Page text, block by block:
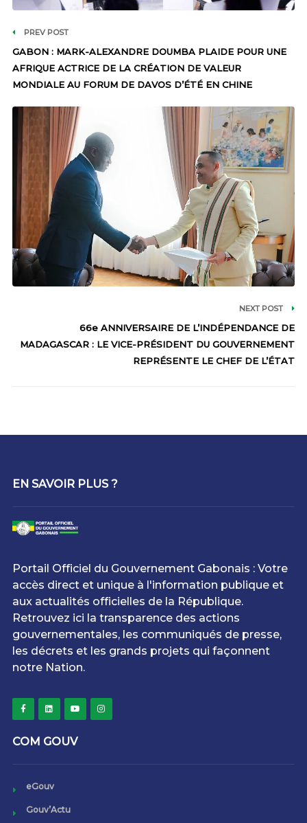
PREV POST
GABON : MARK-ALEXANDRE DOUMBA PLAIDE POUR UNE
AFRIQUE ACTRICE DE LA CRÉATION DE VALEUR
MONDIALE AU FORUM DE DAVOS D’ÉTÉ EN CHINE
NEXT POST
66e ANNIVERSAIRE DE L’INDÉPENDANCE DE
MADAGASCAR : LE VICE-PRÉSIDENT DU GOUVERNEMENT
REPRÉSENTE LE CHEF DE L’ÉTAT
EN SAVOIR PLUS ?
Portail Officiel du Gouvernement Gabonais : Votre
accès direct et unique à l'information publique et
aux actualités officielles de la République.
Retrouvez ici la transparence des actions
gouvernementales, les communiqués de presse,
les décrets et les grands projets qui façonnent
notre Nation.
COM GOUV
eGouv
Gouv’Actu